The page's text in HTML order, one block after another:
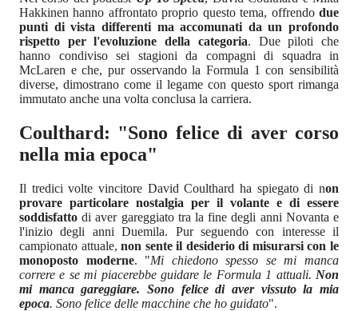
Hakkinen hanno affrontato proprio questo tema, offrendo due
punti di vista differenti ma accomunati da un profondo
rispetto per l'evoluzione della categoria. Due piloti che
hanno condiviso sei stagioni da compagni di squadra in
McLaren e che, pur osservando la Formula 1 con sensibilità
diverse, dimostrano come il legame con questo sport rimanga
immutato anche una volta conclusa la carriera.
Coulthard: "Sono felice di aver corso
nella mia epoca"
Il tredici volte vincitore David Coulthard ha spiegato di non
provare particolare nostalgia per il volante e di essere
soddisfattodi aver gareggiato tra la fine degli anni Novanta e
l'inizio degli anni Duemila. Pur seguendo con interesse il
campionato attuale,non sente il desiderio di misurarsi con le
monoposto moderne. "Mi chiedono spesso se mi manca
correre e se mi piacerebbe guidare le Formula 1 attuali. Non
mi manca gareggiare. Sono felice di aver vissuto la mia
epoca. Sono felice delle macchine che ho guidato".